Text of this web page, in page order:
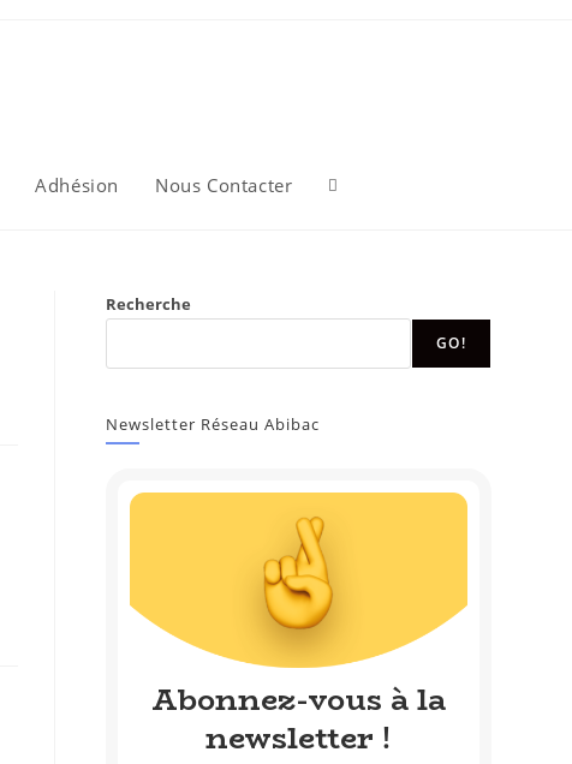
Adhésion Nous Contacter Toggle
search
Recherche
GO!
Newsletter Réseau Abibac
Abonnez-vous à la
newsletter !